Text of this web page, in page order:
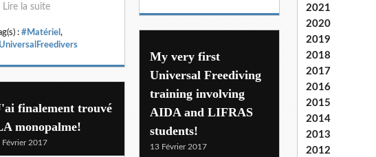
Lire la suite
: #Matériel ,
My very first
Universal Freediving
training involving
AIDA and LIFRAS
students!
13 Février 2017
finalement trouvé
monopalme!
Février 2017
2021
2020
2019
2018
2017
2016
2015
2014
2013
2012